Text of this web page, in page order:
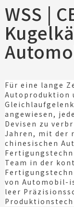
WSS |
Für eine lange
Autoproduktion
angewiesen,
Devisen zu
Jahren, mit der
chinesischen
Team in der
von Automobil-
leer